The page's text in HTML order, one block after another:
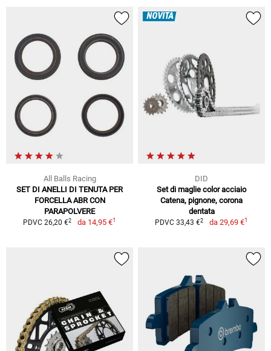
All Balls Racing
SET DI ANELLI DI TENUTA PER
FORCELLA ABR CON
PARAPOLVERE
PDVC 26,20 €2 da 14,95 €1
NOVITÀ
DID
Set di maglie color acciaio
Catena, pignone, corona
dentata
PDVC 33,43 €2 da 29,69 €1